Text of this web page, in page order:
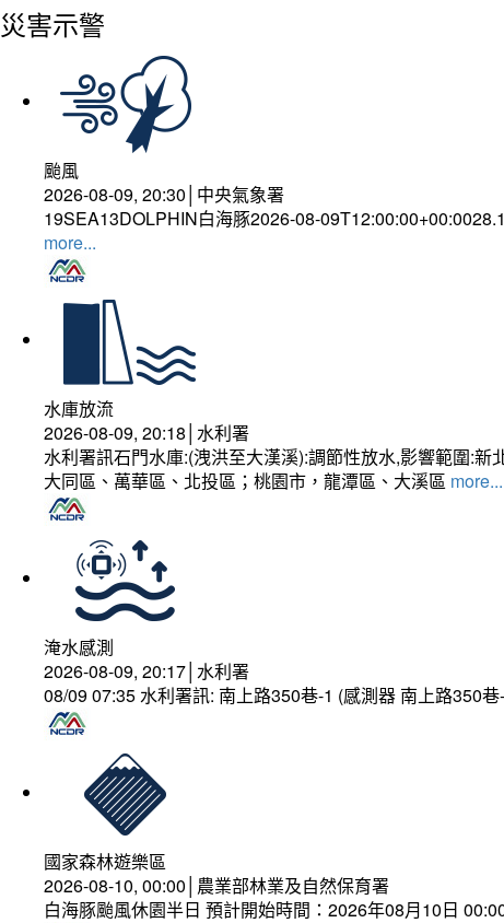
災害示警
颱風
2026-08-09, 20:30│中央氣象署
19SEA13DOLPHIN白海豚2026-08-
more...
水庫放流
2026-08-09, 20:18│水利署
水利署訊石門水庫:(洩洪至大漢溪):調節性放水,影響範圍:
大同區、萬華區、北投區；桃園市，龍潭區、大溪區 more...
淹水感測
2026-08-09, 20:17│水利署
08/09 07:35 水利署訊: 南上路350巷-1 (感測器 南上路350
國家森林遊樂區
2026-08-10, 00:00│農業部林業及自然保育署
白海豚颱風休園半日 預計開始時間：2026年08月10日